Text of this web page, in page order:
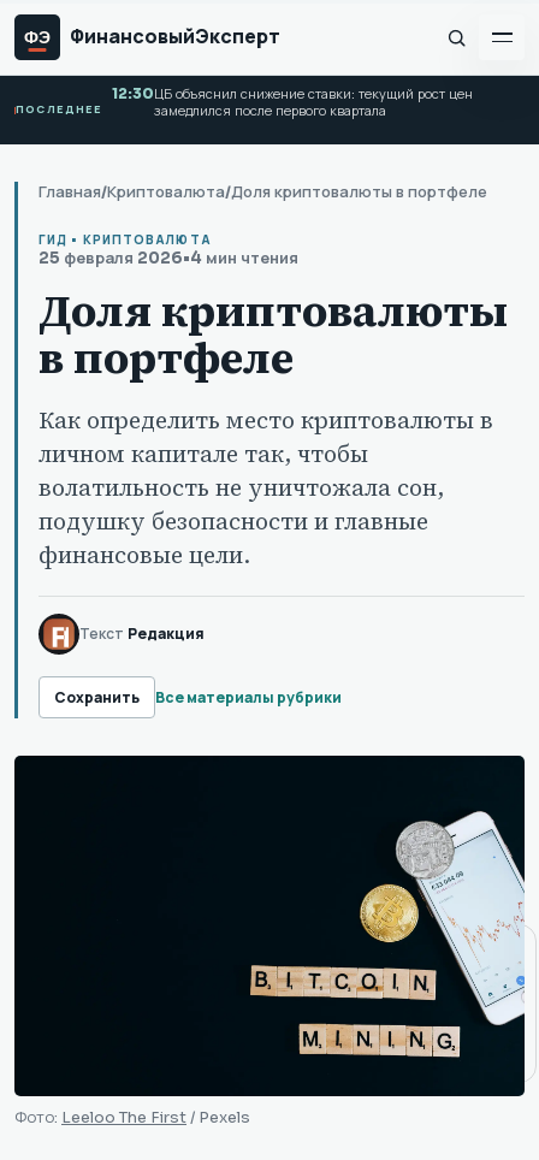
ФЭ ФинансовыйЭксперт
ПОСЛЕДНЕЕ
12:30ЦБ объяснил снижение ставки: текущий рост цен
замедлился после первого квартала
Главная/Криптовалюта/Доля криптовалюты в портфеле
ГИД • КРИПТОВАЛЮТА
25 февраля 2026•4 мин чтения
Доля криптовалюты
в портфеле
Как определить место криптовалюты в
личном капитале так, чтобы
волатильность не уничтожала сон,
подушку безопасности и главные
финансовые цели.
Текст Редакция
Сохранить Все материалы рубрики
Фото: Leeloo The First/ Pexels